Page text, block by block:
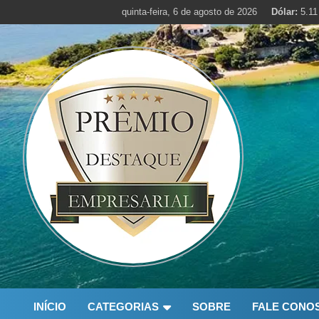
to
quinta-feira, 6 de agosto de 2026 Dólar: 5.11
INÍCIO CATEGORIAS SOBRE FALE